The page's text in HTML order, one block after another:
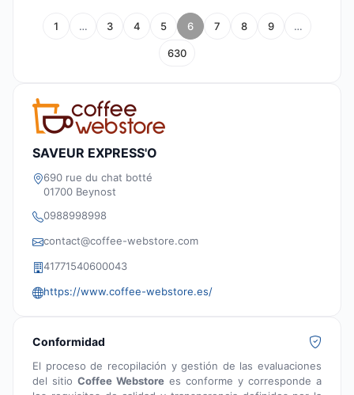
1 … 3 4 5 6 7 8 9 …
630
SAVEUR EXPRESS'O
690 rue du chat botté
01700 Beynost
0988998998
contact@coffee-webstore.com
41771540600043
https://www.coffee-webstore.es/
Conformidad
El proceso de recopilación y gestión de las evaluaciones
del sitio Coffee Webstore es conforme y corresponde a